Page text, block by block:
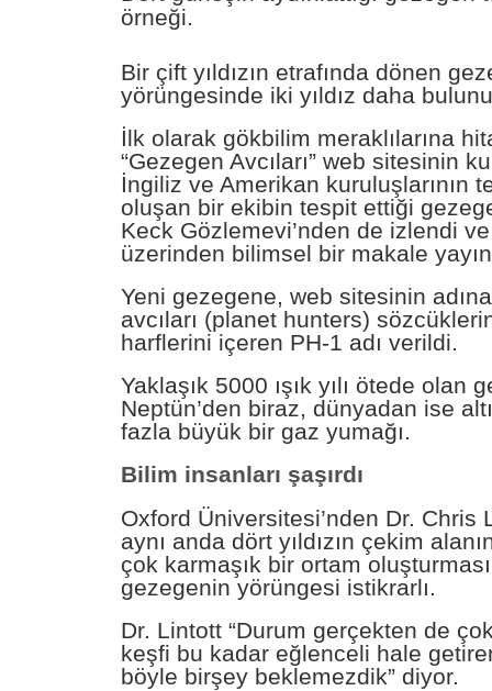
örneği.
Bir çift yıldızın etrafında dönen
yörüngesinde iki yıldız daha
İlk olarak gökbilim meraklılarına
“Gezegen Avcıları” web sitesinin
İngiliz ve Amerikan kuruluşlarının
oluşan bir ekibin tespit ettiği
Keck Gözlemevi’nden de izlendi
üzerinden bilimsel bir makale
Yeni gezegene, web sitesinin
avcıları (planet hunters)
harflerini içeren PH-1 adı verildi.
Yaklaşık 5000 ışık yılı ötede olan
Neptün’den biraz, dünyadan ise
fazla büyük bir gaz yumağı.
Bilim insanları şaşırdı
Oxford Üniversitesi’nden Dr. Chris
aynı anda dört yıldızın çekim
çok karmaşık bir ortam
gezegenin yörüngesi istikrarlı.
Dr. Lintott “Durum gerçekten de
keşfi bu kadar eğlenceli hale
böyle birşey beklemezdik” diyor.